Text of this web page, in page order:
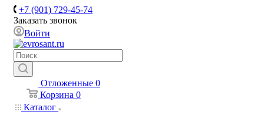
+7 (901) 729-45-74
Заказать звонок
Войти
Отложенные 0
Корзина 0
Каталог